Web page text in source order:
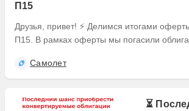
П15
Друзья, привет! ⚡️ Делимся итогами оферты по выпуску наших облигаций серии БО-
П15. В рамках оферты мы погасили
Самолет
⏳